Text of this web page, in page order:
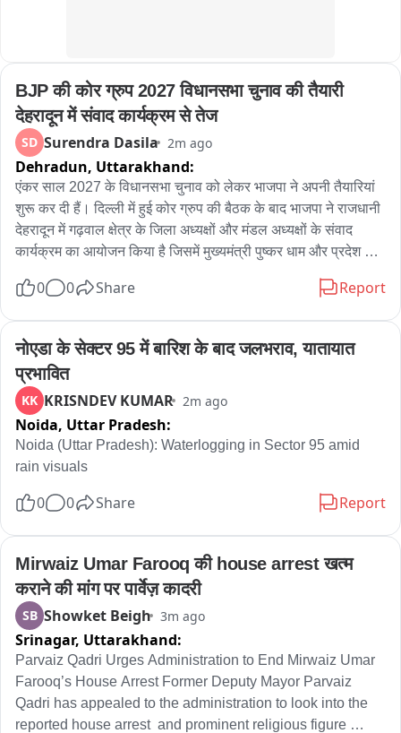
BJP की कोर ग्रुप 2027 विधानसभा चुनाव की तैयारी
देहरादून में संवाद कार्यक्रम से तेज
SD Surendra Dasila 2m ago
Dehradun, Uttarakhand:
एंकर साल 2027 के विधानसभा चुनाव को लेकर भाजपा ने अपनी तैयारियां
शुरू कर दी हैं। दिल्ली में हुई कोर ग्रुप की बैठक के बाद भाजपा ने राजधानी
देहरादून में गढ़वाल क्षेत्र के जिला अध्यक्षों और मंडल अध्यक्षों के संवाद
कार्यक्रम का आयोजन किया है जिसमें मुख्यमंत्री पुष्कर धाम और प्रदेश
कहा कि भाजपा एक संगठन आधारित पार्टी है। संगठन के द्वारा सभी
कार्यकर्ताओं और पदाधिकारी को जो लक्ष्य दिए गए हैं उन पर काम किया जा
रहा है। मुख्यमंत्री पुष्कर धामी और प्रदेश अध्यक्ष महेंद्र भट्ट की मौजूदगी में
इस संवाद कार्यक्रम के जरिए चुनाव की सभी तैयारी के बारे में चर्चा की
जाएगी
टिक टैक कुंदन परिहार प्रदेश महामंत्री भाजपाउत्तराखंड
0 0 Share Report
नोएडा के सेक्टर 95 में बारिश के बाद जलभराव, यातायात
प्रभावित
KK KRISNDEV KUMAR 2m ago
Noida, Uttar Pradesh:
Noida (Uttar Pradesh): Waterlogging in Sector 95 amid
rain visuals
0 0 Share Report
Mirwaiz Umar Farooq की house arrest खत्म
कराने की मांग पर पार्वेज़ कादरी
SB Showket Beigh 3m ago
Srinagar, Uttarakhand:
Parvaiz Qadri Urges Administration to End Mirwaiz Umar
Farooq’s House Arrest Former Deputy Mayor Parvaiz
Qadri has appealed to the administration to look into the
reported house arrest  and prominent religious figure